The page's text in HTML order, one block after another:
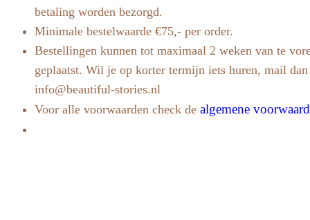
betaling worden bezorgd.
Minimale bestelwaarde €75,- per order.
Bestellingen kunnen tot maximaal 2 weken van te
geplaatst. Wil je op korter termijn iets huren, mail dan
info@beautiful-stories.nl
Voor alle voorwaarden check de algemene